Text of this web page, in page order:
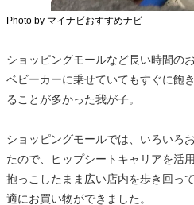
Photo by マイナビおすすめナビ
ショッピングモールなど長い時間の
ベビーカーに乗せていてもすぐに飽
ることが多かった我が子。
ショッピングモールでは、いろいろ
たので、ヒップシートキャリアを活
抱っこしたまま広い店内を歩き回っ
適にお買い物ができました。